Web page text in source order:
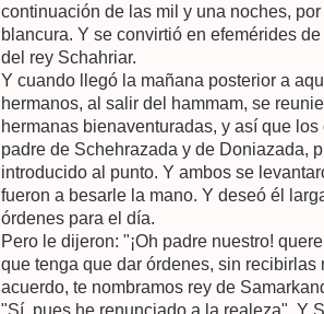
continuación de las mil y una noches,
blancura. Y se convirtió en efemérides
del rey Schahriar.
Y cuando llegó la mañana posterior a
hermanos, al salir del hammam, se
hermanas bienaventuradas, y así que
padre de Schehrazada y de Doniazada,
introducido al punto. Y ambos se
fueron a besarle la mano. Y deseó él
órdenes para el día.
Pero le dijeron: "¡Oh padre nuestro!
que tenga que dar órdenes, sin recibirlas
acuerdo, te nombramos rey de